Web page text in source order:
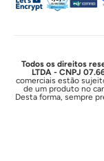
Bases de Registros
Duchas e
Chuveiros Elétricos
Chuveiros
Todos os direitos
LTDA - CNPJ
comerciais estão
de um produto no
Desta forma, sempre